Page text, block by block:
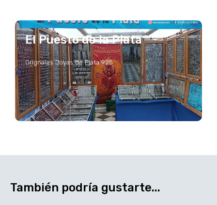
El Puesto de la Plata
Orignales Joyas de Plata 925
También podría gustarte...